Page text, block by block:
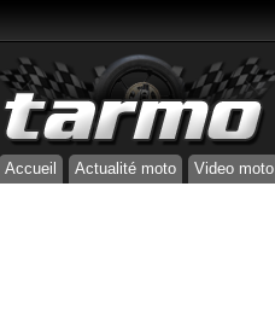
Accueil Actualité moto Video moto